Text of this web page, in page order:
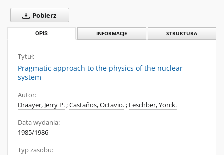
Pobierz
OPIS INFORMACJE STRUKTURA
Tytuł:
Pragmatic approach to the physics of the nuclear
system
Autor:
Draayer, Jerry P.;Castaños, Octavio.; Leschber, Yorck.
Data wydania:
1985/1986
Typ zasobu: